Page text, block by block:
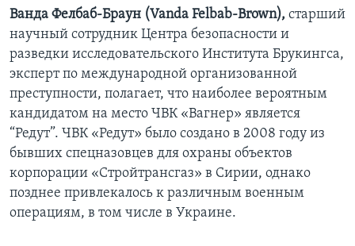
Ванда Фелбаб-Браун (Vanda Felbab-Brown), старший
научный сотрудник Центра безопасности и
разведки исследовательского Института Брукингса,
эксперт по международной организованной
преступности, полагает, что наиболее вероятным
кандидатом на место ЧВК «Вагнер» является
“Редут”. ЧВК «Редут» было создано в 2008 году из
бывших спецназовцев для охраны объектов
корпорации «Стройтрансгаз» в Сирии, однако
позднее привлекалось к различным военным
операциям, в том числе в Украине.